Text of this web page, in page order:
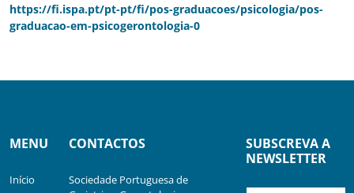
https://fi.ispa.pt/pt-pt/fi/pos-graduacoes/psicologia/pos-
graduacao-em-psicogerontologia-0
MENU
Início
CONTACTOS
Sociedade Portuguesa de
SUBSCREVA A
NEWSLETTER